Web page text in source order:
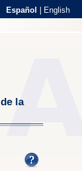
Español English
la